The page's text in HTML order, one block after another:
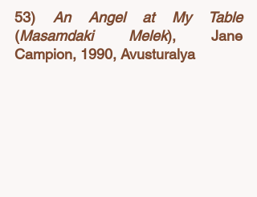
53) An Angel at My Table
(Masamdaki Melek), Jane
Campion, 1990, Avusturalya